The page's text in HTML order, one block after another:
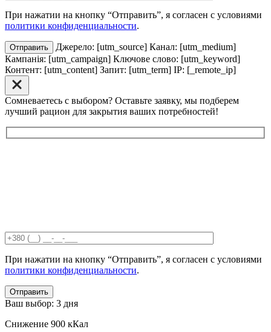
При нажатии на кнопку “Отправить”, я согласен с условиями
политики конфиденциальности.
Отправить
Джерело: [utm_source] Канал: [utm_medium]
Кампанія: [utm_campaign] Ключове слово: [utm_keyword]
Контент: [utm_content] Запит: [utm_term] IP: [_remote_ip]
Сомневаетесь с выбором? Оставьте заявку, мы подберем
лучший рацион для закрытия ваших потребностей!
При нажатии на кнопку “Отправить”, я согласен с условиями
политики конфиденциальности.
Отправить
Ваш выбор: 3 дня
Снижение 900 кКал